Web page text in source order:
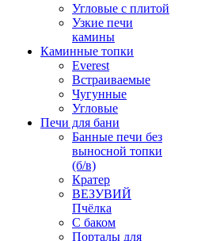
Угловые с плитой
Узкие печи
камины
Каминные топки
Everest
Встраиваемые
Чугунные
Угловые
Печи для бани
Банные печи без
выносной топки
(б/в)
Кратер
ВЕЗУВИЙ
Пчёлка
С баком
Порталы для